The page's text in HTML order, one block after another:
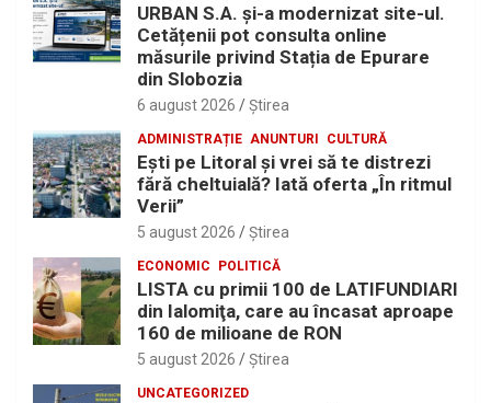
URBAN S.A. și-a modernizat site-ul.
Cetățenii pot consulta online
măsurile privind Stația de Epurare
din Slobozia
6 august 2026 Ştirea
ADMINISTRAȚIE ANUNTURI CULTURĂ
Eşti pe Litoral şi vrei să te distrezi
fără cheltuială? Iată oferta „În ritmul
Verii”
5 august 2026 Ştirea
ECONOMIC POLITICĂ
LISTA cu primii 100 de LATIFUNDIARI
din Ialomiţa, care au încasat aproape
160 de milioane de RON
5 august 2026 Ştirea
UNCATEGORIZED